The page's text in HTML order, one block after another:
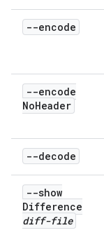
--encode
--encode
NoHeader
--decode
--show
Difference
diff-file